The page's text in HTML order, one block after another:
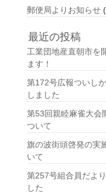
郵便局よりお知らせ
最近の投稿
工業団地産直朝市を
ます！
第172号広報ついし
しました
第53回親睦麻雀大会
ついて
旗の波街頭啓発の実
いて
第257号組合員だよ
した